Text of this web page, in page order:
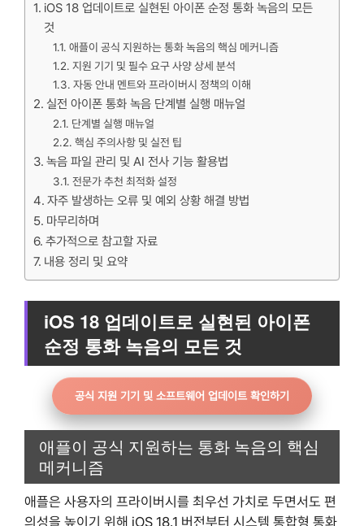
iOS 18 업데이트로 실현된 아이폰 순정 통화 녹음의 모든
것
애플이 공식 지원하는 통화 녹음의 핵심 메커니즘
지원 기기 및 필수 요구 사양 상세 분석
자동 안내 멘트와 프라이버시 정책의 이해
실전 아이폰 통화 녹음 단계별 실행 매뉴얼
단계별 실행 매뉴얼
핵심 주의사항 및 실전 팁
녹음 파일 관리 및 AI 전사 기능 활용법
전문가 추천 최적화 설정
자주 발생하는 오류 및 예외 상황 해결 방법
마무리하며
추가적으로 참고할 자료
내용 정리 및 요약
iOS 18 업데이트로 실현된 아이폰
순정 통화 녹음의 모든 것
공식 지원 기기 및 소프트웨어 업데이트 확인하기
애플이 공식 지원하는 통화 녹음의 핵심
메커니즘
애플은 사용자의 프라이버시를 최우선 가치로 두면서도 편
의성을 높이기 위해 iOS 18.1 버전부터 시스템 통합형 통화